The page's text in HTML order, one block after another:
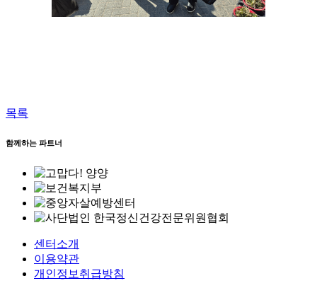
목록
함께하는 파트너
센터소개
이용약관
개인정보취급방침